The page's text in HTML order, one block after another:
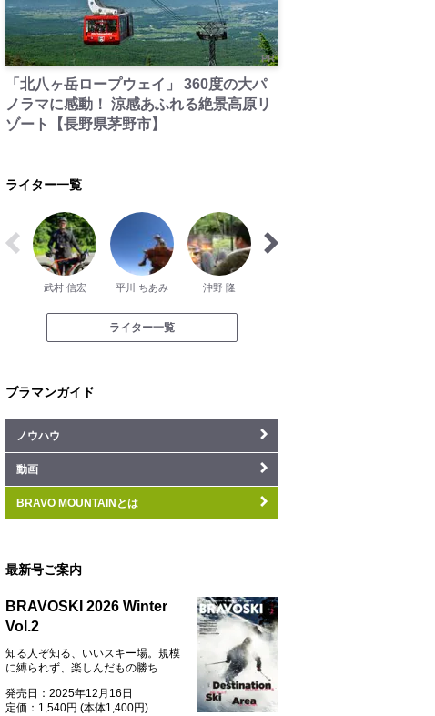
PR
「北八ヶ岳ロープウェイ」 360度の大パ
ノラマに感動！ 涼感あふれる絶景高原リ
ゾート【長野県茅野市】
ライター一覧
武村 信宏 平川 ちあみ 沖野 隆
ライター一覧
ブラマンガイド
ノウハウ
動画
BRAVO MOUNTAINとは
最新号ご案内
BRAVOSKI 2026 Winter
Vol.2
知る人ぞ知る、いいスキー場。規模
に縛られず、楽しんだもの勝ち
発売日：2025年12月16日
定価：1,540円 (本体1,400円)